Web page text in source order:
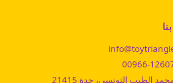
00966-
الطيب التونسي، جدة 21415